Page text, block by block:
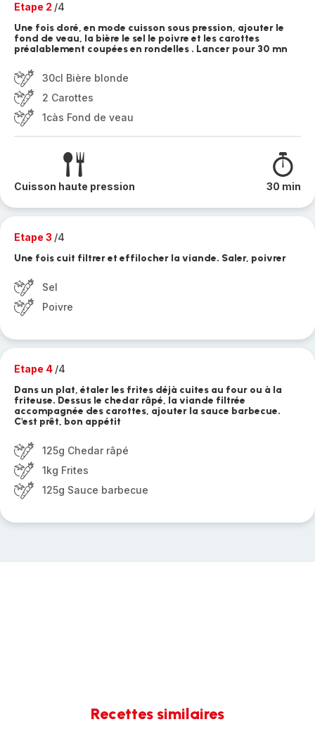
Etape 2 /4
Une fois doré, en mode cuisson sous pression, ajouter le
fond de veau, la bière le sel le poivre et les carottes
préalablement coupées en rondelles . Lancer pour 30 mn
30cl Bière blonde
2 Carottes
1càs Fond de veau
Cuisson haute pression 30 min
Etape 3 /4
Une fois cuit filtrer et effilocher la viande. Saler, poivrer
Sel
Poivre
Etape 4 /4
Dans un plat, étaler les frites déjà cuites au four ou à la
friteuse. Dessus le chedar râpé, la viande filtrée
accompagnée des carottes, ajouter la sauce barbecue.
C'est prêt, bon appétit
125g Chedar râpé
1kg Frites
125g Sauce barbecue
Recettes similaires